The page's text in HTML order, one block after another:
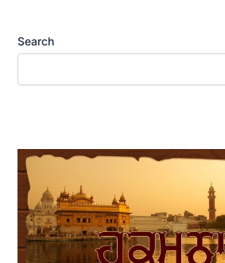
Search